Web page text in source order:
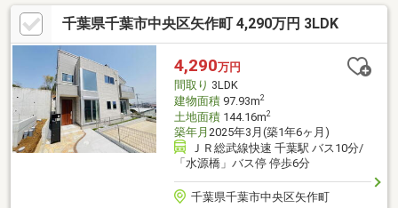
千葉県千葉市中央区矢作町 4,290万円 3LDK
4,290万円
間取り 3LDK
建物面積97.93m2
土地面積144.16m2
築年月 2025年3月(築1年6ヶ月)
ＪＲ総武線快速 千葉駅 バス10分/
「水源橋」バス停 停歩6分
千葉県千葉市中央区矢作町